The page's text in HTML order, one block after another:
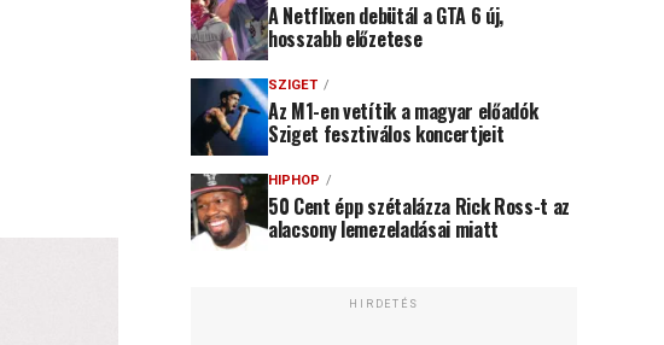
A Netflixen debütál a GTA 6 új,
hosszabb előzetese
SZIGET
Az M1-en vetítik a magyar előadók
Sziget fesztiválos koncertjeit
HIPHOP
50 Cent épp szétalázza Rick Ross-t az
alacsony lemezeladásai miatt
HIRDETÉS